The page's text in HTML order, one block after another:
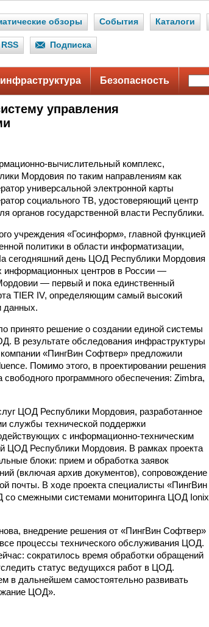
обзоры События Каталоги
RSS Подписка
Безопасность
управления
вычислительный комплекс,
Мордовия по таким направлениям как
универсальной электронной карты
социального ТВ, удостоверяющий центр
органов государственной власти Республики.
учреждения «Госинформ», главной функцией
политики в области информатизации,
сегодняшний день ЦОД Республики Мордовия
центров в России —
— первый и пока единственный
TIER IV, определяющим самый высокий
данных.
принято решение о создании единой системы
В результате обследования инфраструктуры
«ПингВин Софтвер» предложили
Помимо этого, в проектировании решения
программного обеспечения: Zimbra,
ЦОД Республики Мордовия, разработанное
службы технической поддержки
с информационно-техническим
ЦОД Республики Мордовия. В рамках проекта
блоки: прием и обработка заявок
(включая архив документов), сопровождение
почты. В ходе проекта специалисты «ПингВин
смежными системами мониторинга ЦОД Ionix
внедрение решения от «ПингВин Софтвер»
процессы технического обслуживания ЦОД.
сократилось время обработки обращений
статус ведущихся работ в ЦОД.
дальнейшем самостоятельно развивать
ЦОД».